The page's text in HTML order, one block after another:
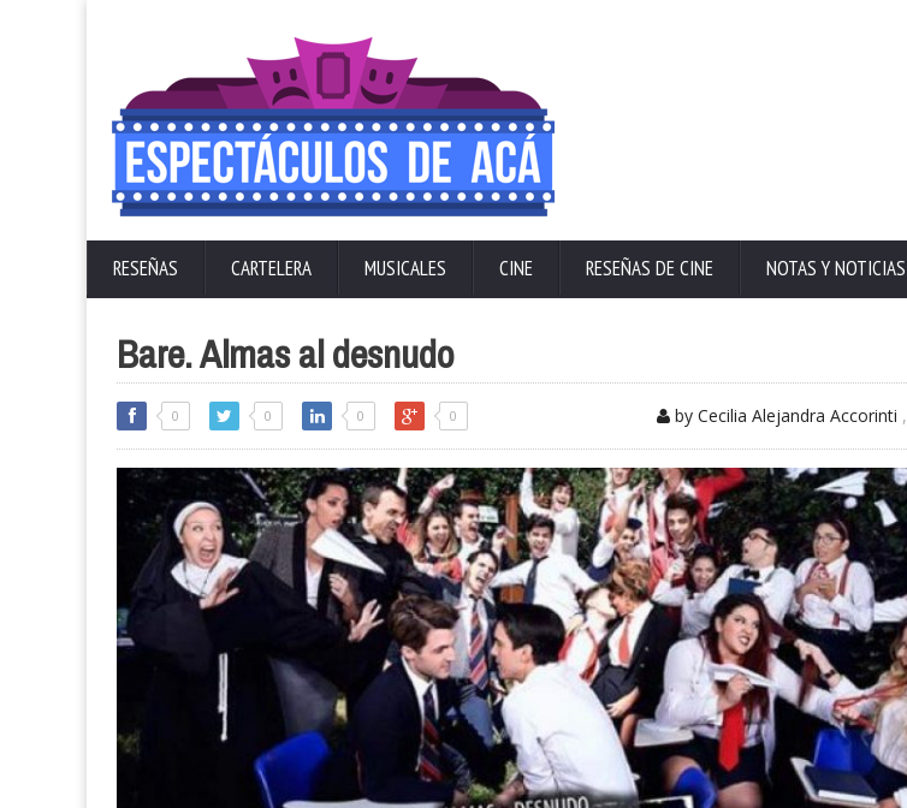
RESEÑAS CARTELERA MUSICALES CINE RESEÑAS DE CINE NOTAS Y NOTICIAS
Bare. Almas al desnudo
0 0 0 0 by Cecilia Alejandra Accorinti ,